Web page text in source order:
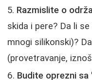
Razmislite o
skida i pere? Da li
mnogi silikonski)?
(provetravanje,
Budite oprezni